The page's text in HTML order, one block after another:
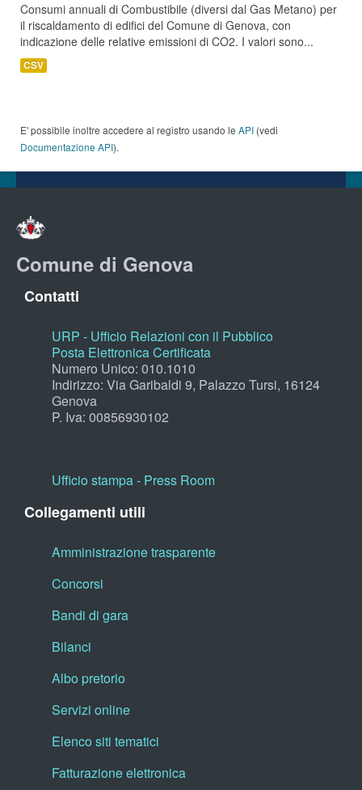
Consumi annuali di Combustibile (diversi dal Gas Metano) per
il riscaldamento di edifici del Comune di Genova, con
indicazione delle relative emissioni di CO2. I valori sono...
CSV
E' possibile inoltre accedere al registro usando le API (vedi
Documentazione API).
Comune di Genova
Contatti
URP - Ufficio Relazioni con il Pubblico
Posta Elettronica Certificata
Numero Unico: 010.1010
Indirizzo: Via Garibaldi 9, Palazzo Tursi, 16124
Genova
P. Iva: 00856930102
Ufficio stampa - Press Room
Collegamenti utili
Amministrazione trasparente
Concorsi
Bandi di gara
Bilanci
Albo pretorio
Servizi online
Elenco siti tematici
Fatturazione elettronica